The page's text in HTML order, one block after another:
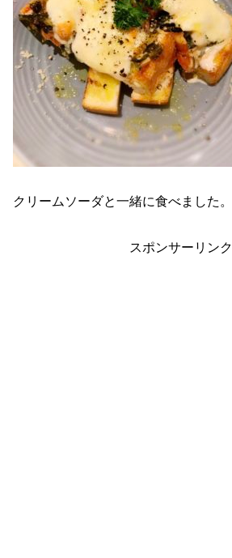
クリームソーダと一緒に食べました。
スポンサーリンク